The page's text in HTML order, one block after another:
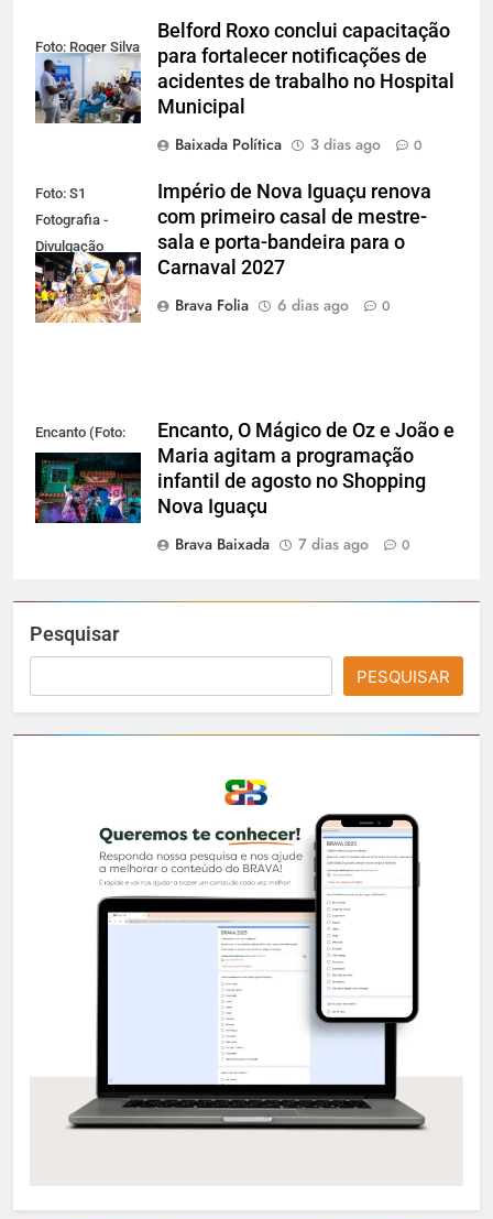
Foto: Roger Silva
Belford Roxo conclui capacitação
para fortalecer notificações de
acidentes de trabalho no Hospital
Municipal
Baixada Política
3 dias ago 0
Foto: S1
Fotografia -
Divulgação
Gardel
Assessoria
Império de Nova Iguaçu renova
com primeiro casal de mestre-
sala e porta-bandeira para o
Carnaval 2027
Brava Folia
6 dias ago 0
Encanto (Foto:
Divulgação)
Encanto, O Mágico de Oz e João e
Maria agitam a programação
infantil de agosto no Shopping
Nova Iguaçu
Brava Baixada
7 dias ago 0
Pesquisar
PESQUISAR